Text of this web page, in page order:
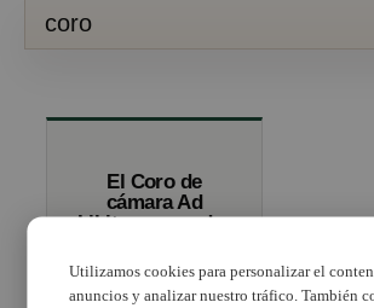
coro
El Coro de
cámara Ad
Libitum, ganador
Premio Nacional
de Canto Coral
Utilizamos cookies para personalizar el
anuncios y analizar nuestro tráfico. También